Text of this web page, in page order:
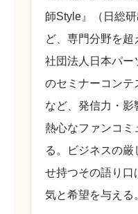
師Style』（日総
ど、専門分野を
社団法人日本パー
のセミナーコンテ
など、発信力・影
熱心なファンコミ
る。ビジネスの
せ持つその語り口
気と希望を与える